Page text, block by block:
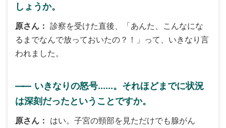
しょうか。
原さん
診察を受けた直後、「あんた、こんなにな
るまでなんで放っておいたの？！」って、いきなり言
われました。
―― いきなりの怒号......。それほどまでに状況
は深刻だったということですか。
原さん
はい。子宮の頸部を見ただけでも腺がん